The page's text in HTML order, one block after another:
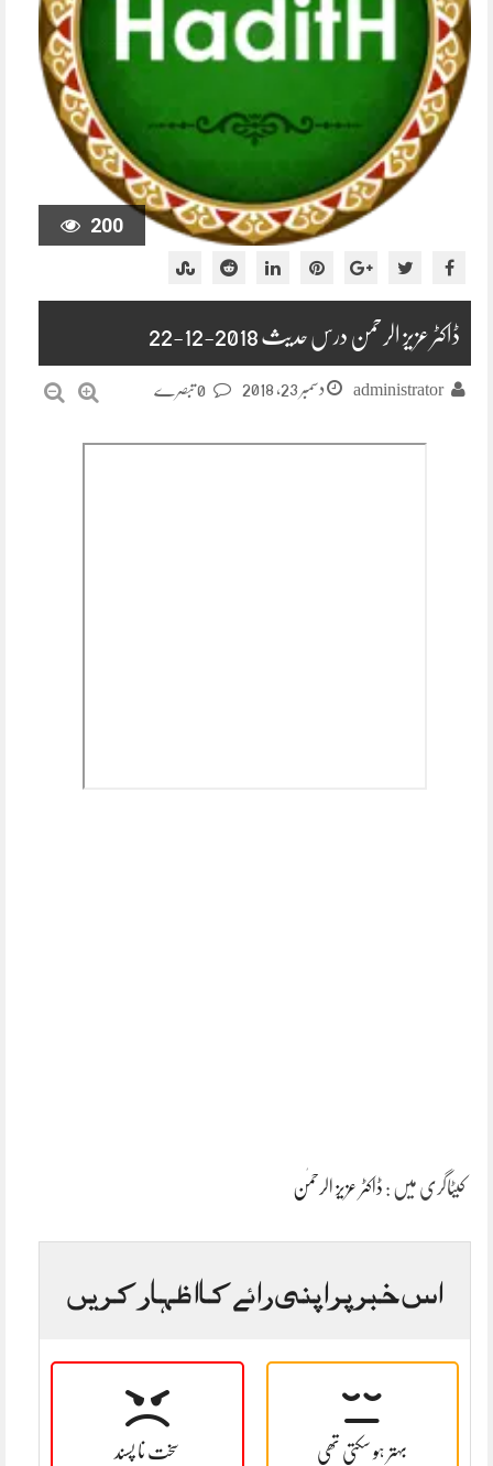
200
ڈاکٹر عزیز الرحمن درس حدیث 2018-12-22
administrator دسمبر 23, 2018
کیٹاگری میں : ڈاکٹر عزیز الرحمٰن
اس خبر پر اپنی رائے کا اظہار کریں
سخت نا پسند بہتر ہو سکتی تھی